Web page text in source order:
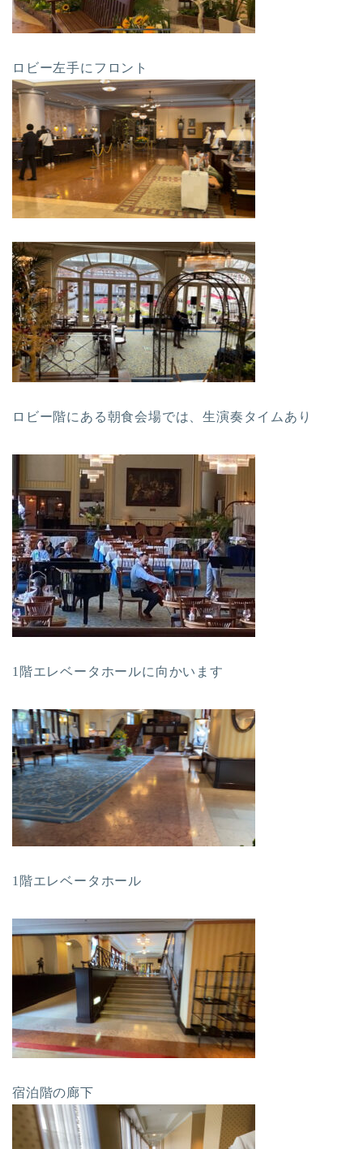
ロビー左手にフロント
ロビー階にある朝食会場では、生演奏タイムあり
1階エレベータホールに向かいます
1階エレベータホール
宿泊階の廊下